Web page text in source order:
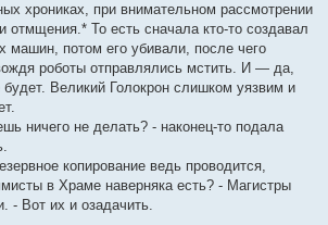
хрониках, при внимательном рассмотрении
отмщения.* То есть сначала кто-то создавал
машин, потом его убивали, после чего
роботы отправлялись мстить. И — да,
будет. Великий Голокрон слишком уязвим и
ничего не делать? - наконец-то подала
копирование ведь проводится,
в Храме наверняка есть? - Магистры
- Вот их и озадачить.